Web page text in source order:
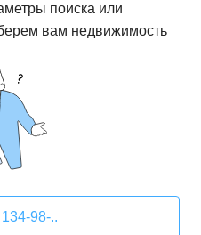
поиска или
вам недвижимость
98-..